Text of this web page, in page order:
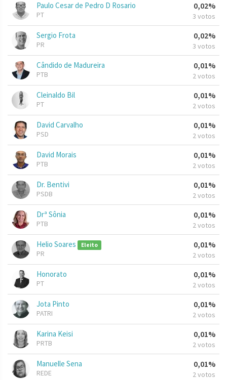
Paulo Cesar de Pedro D Rosario
PT
0,02%
3 votos
Sergio Frota
PR
0,02%
3 votos
Cândido de Madureira
PTB
0,01%
2 votos
Cleinaldo Bil
PT
0,01%
2 votos
David Carvalho
PSD
0,01%
2 votos
David Morais
PTB
0,01%
2 votos
Dr. Bentivi
PSDB
0,01%
2 votos
Drª Sônia
PTB
0,01%
2 votos
Helio Soares Eleito
PR
0,01%
2 votos
Honorato
PT
0,01%
2 votos
Jota Pinto
PATRI
0,01%
2 votos
Karina Keisi
PRTB
0,01%
2 votos
Manuelle Sena
REDE
0,01%
2 votos